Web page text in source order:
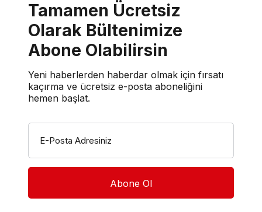
Tamamen Ücretsiz
Olarak Bültenimize
Abone Olabilirsin
Yeni haberlerden haberdar olmak için fırsatı
kaçırma ve ücretsiz e-posta aboneliğini
hemen başlat.
E-Posta Adresiniz